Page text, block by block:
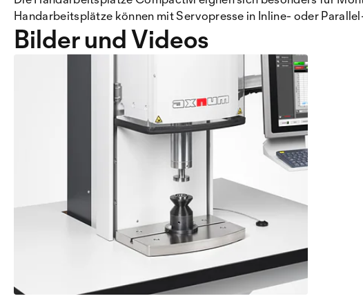
Handarbeitsplätze können mit Servopresse in Inline- oder
Bilder und Videos